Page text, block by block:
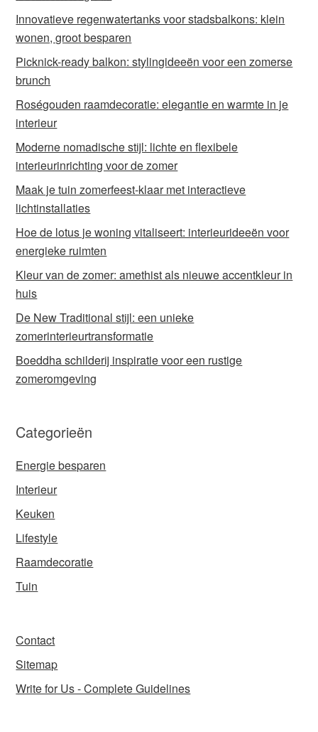
Innovatieve regenwatertanks voor stadsbalkons: klein
wonen, groot besparen
Picknick-ready balkon: stylingideeën voor een zomerse
brunch
Roségouden raamdecoratie: elegantie en warmte in je
interieur
Moderne nomadische stijl: lichte en flexibele
interieurinrichting voor de zomer
Maak je tuin zomerfeest-klaar met interactieve
lichtinstallaties
Hoe de lotus je woning vitaliseert: interieurideeën voor
energieke ruimten
Kleur van de zomer: amethist als nieuwe accentkleur in
huis
De New Traditional stijl: een unieke
zomerinterieurtransformatie
Boeddha schilderij inspiratie voor een rustige
zomeromgeving
Categorieën
Energie besparen
Interieur
Keuken
Lifestyle
Raamdecoratie
Tuin
Contact
Sitemap
Write for Us - Complete Guidelines